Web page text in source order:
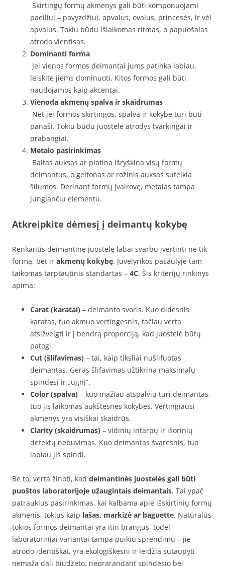
Skirtingų formų akmenys gali būti komponuojami
paeiliui – pavyzdžiui, apvalus, ovalus, princesės, ir vėl
apvalus. Tokiu būdu išlaikomas ritmas, o papuošalas
atrodo vientisas.
Dominanti forma
Jei vienos formos deimantai jums patinka labiau,
leiskite jiems dominuoti. Kitos formos gali būti
naudojamos kaip akcentai.
Vienoda akmenų spalva ir skaidrumas
Net jei formos skirtingos, spalva ir kokybė turi būti
panaši. Tokiu būdu juostelė atrodys tvarkingai ir
prabangiai.
Metalo pasirinkimas
Baltas auksas ar platina išryškina visų formų
deimantus, o geltonas ar rožinis auksas suteikia
šilumos. Derinant formų įvairovę, metalas tampa
jungiančiu elementu.
Atkreipkite dėmesį į deimantų kokybę
Renkantis deimantinę juostelę labai svarbu įvertinti ne tik
formą, bet ir akmenų kokybę. Juvelyrikos pasaulyje tam
taikomas tarptautinis standartas – 4C. Šis kriterijų rinkinys
apima:
Carat (karatai) – deimanto svoris. Kuo didesnis
karatas, tuo akmuo vertingesnis, tačiau verta
atsižvelgti ir į bendrą proporciją, kad juostelė būtų
patogi.
Cut (šlifavimas) – tai, kaip tiksliai nušlifuotas
deimantas. Geras šlifavimas užtikrina maksimalų
spindesį ir „ugnį“.
Color (spalva) – kuo mažiau atspalvių turi deimantas,
tuo jis laikomas aukštesnės kokybės. Vertingiausi
akmenys yra visiškai skaidrūs.
Clarity (skaidrumas) – vidinių intarpų ir išorinių
defektų nebuvimas. Kuo deimantas švaresnis, tuo
labiau jis spindi.
Be to, verta žinoti, kad deimantinės juostelės gali būti
puoštos laboratorijoje užaugintais deimantais. Tai ypač
patrauklus pasirinkimas, kai kalbama apie išskirtinių formų
akmenis, tokius kaip lašas, markizė ar baguette. Natūralūs
tokios formos deimantai yra itin brangūs, todėl
laboratoriniai variantai tampa puikiu sprendimu – jie
atrodo identiškai, yra ekologiškesni ir leidžia sutaupyti
nemažą dalį biudžeto, neprarandant spindesio bei